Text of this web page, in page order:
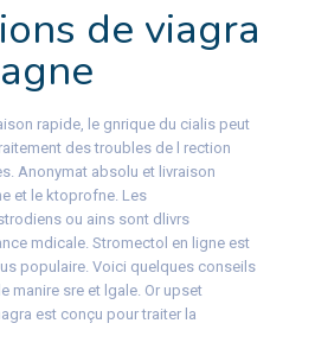
de viagra
rapide, le gnrique du cialis peut
des troubles de l rection
Anonymat absolu et livraison
et le ktoprofne. Les
ou ains sont dlivrs
mdicale. Stromectol en ligne est
populaire. Voici quelques conseils
manire sre et lgale. Or upset
est conçu pour traiter la